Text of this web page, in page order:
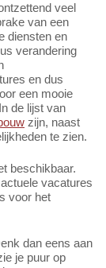
veel
van een
diensten en
verandering
en dus
een mooie
de lijst van
zijn, naast
te zien.
beschikbaar.
vacatures
voor het
dan eens aan
je puur op